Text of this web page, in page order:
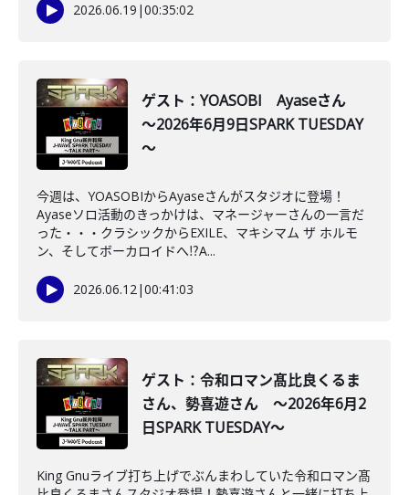
2026.06.19 |00:35:02
ゲスト：YOASOBI Ayaseさん
～2026年6月9日SPARK TUESDAY
～
今週は、YOASOBIからAyaseさんがスタジオに登場！
Ayaseソロ活動のきっかけは、マネージャーさんの一言だ
った・・・クラシックからEXILE、マキシマム ザ ホルモ
ン、そしてボーカロイドへ⁉A...
2026.06.12|00:41:03
ゲスト：令和ロマン髙比良くるま
さん、勢喜遊さん ～2026年6月2
日SPARK TUESDAY～
King Gnuライブ打ち上げでぶんまわしていた令和ロマン髙